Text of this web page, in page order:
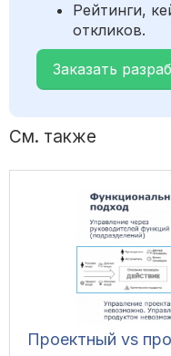
Рейтинги,
откликов.
Заказать
См. также
Проектный vs